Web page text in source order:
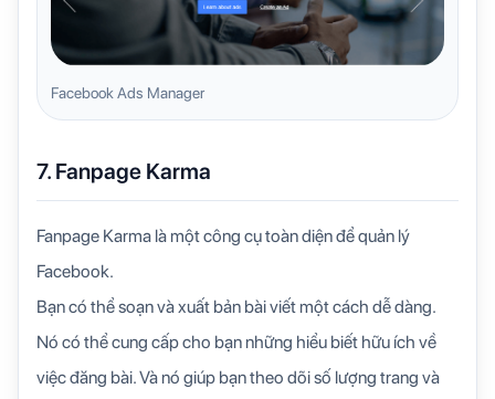
Facebook Ads Manager
7. Fanpage Karma
Fanpage Karma là một công cụ toàn diện để quản lý
Facebook.
Bạn có thể soạn và xuất bản bài viết một cách dễ dàng.
Nó có thể cung cấp cho bạn những hiểu biết hữu ích về
việc đăng bài. Và nó giúp bạn theo dõi số lượng trang và